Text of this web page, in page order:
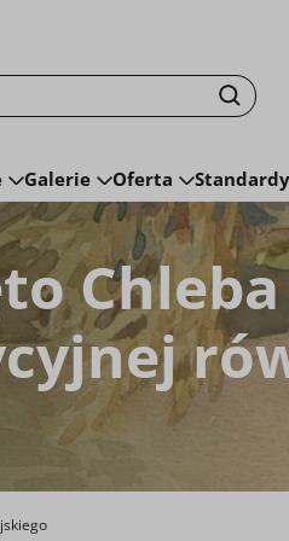
Szukaj
Galerie Oferta